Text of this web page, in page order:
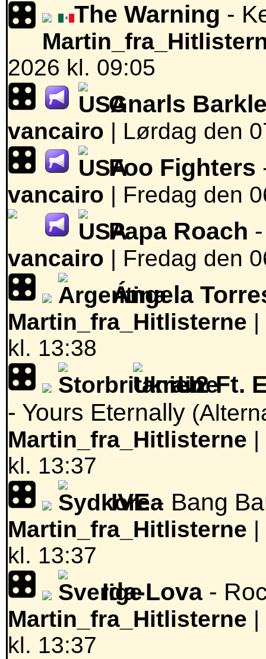
The Warning -
2026 kl. 09:05
Gnarls
vancairo | Lørdag den
Foo Fighters
vancairo | Fredag den
Papa Roach
vancairo | Fredag den
Ángela
Martin_fra_Hitlisterne |
kl. 13:38
U2 Ft.
- Yours Eternally
Martin_fra_Hitlisterne |
kl. 13:37
IVE- Bang
Martin_fra_Hitlisterne |
kl. 13:37
Ida-Lova -
Martin_fra_Hitlisterne |
kl. 13:37